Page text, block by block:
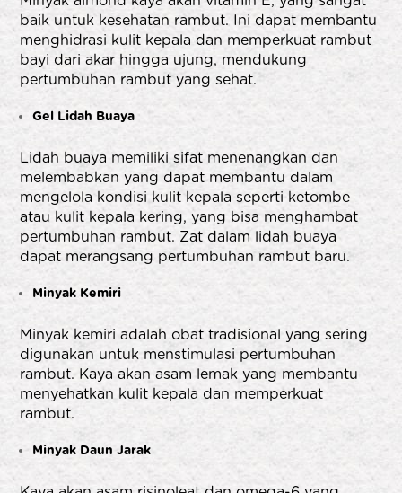
baik untuk kesehatan rambut. Ini dapat membantu
menghidrasi kulit kepala dan memperkuat rambut
bayi dari akar hingga ujung, mendukung
pertumbuhan rambut yang sehat.
Gel Lidah Buaya
Lidah buaya memiliki sifat menenangkan dan
melembabkan yang dapat membantu dalam
mengelola kondisi kulit kepala seperti ketombe
atau kulit kepala kering, yang bisa menghambat
pertumbuhan rambut. Zat dalam lidah buaya
dapat merangsang pertumbuhan rambut baru.
Minyak Kemiri
Minyak kemiri adalah obat tradisional yang sering
digunakan untuk menstimulasi pertumbuhan
rambut. Kaya akan asam lemak yang membantu
menyehatkan kulit kepala dan memperkuat
rambut.
Minyak Daun Jarak